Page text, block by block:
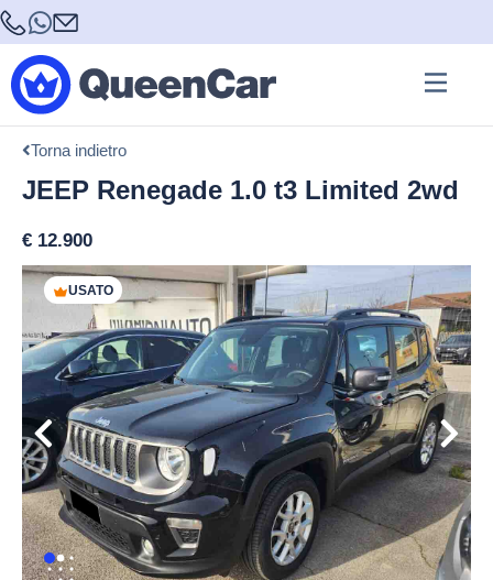
Torna indietro
JEEP Renegade 1.0 t3 Limited 2wd
€ 12.900
USATO